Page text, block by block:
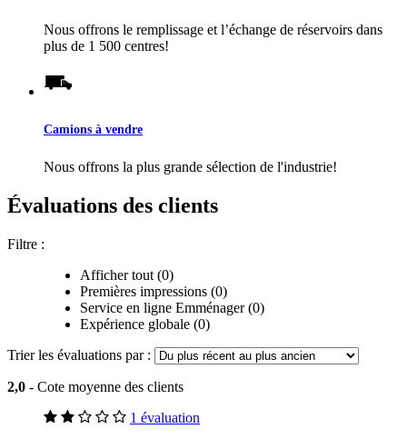
Nous offrons le remplissage et l’échange de réservoirs dans
plus de 1 500 centres!
Camions à vendre
Nous offrons la plus grande sélection de l'industrie!
Évaluations des clients
Filtre :
Afficher tout (0)
Premières impressions (0)
Service en ligne Emménager (0)
Expérience globale (0)
Trier les évaluations par :
2,0 - Cote moyenne des clients
1 évaluation